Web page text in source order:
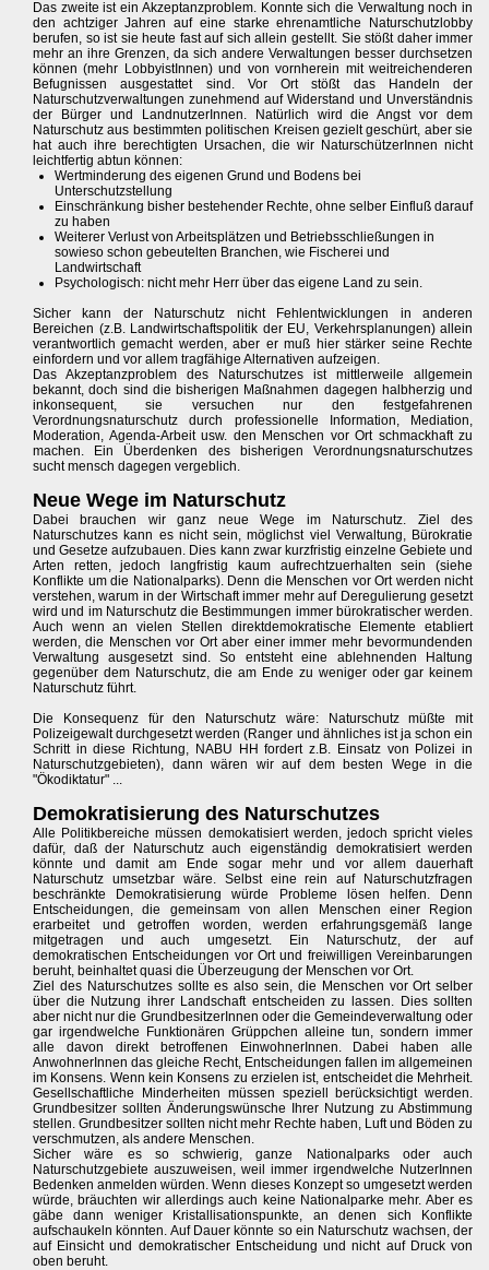
Das zweite ist ein Akzeptanzproblem. Konnte sich die Verwaltung noch in
den achtziger Jahren auf eine starke ehrenamtliche Naturschutzlobby
berufen, so ist sie heute fast auf sich allein gestellt. Sie stößt daher immer
mehr an ihre Grenzen, da sich andere Verwaltungen besser durchsetzen
können (mehr LobbyistInnen) und von vornherein mit weitreichenderen
Befugnissen ausgestattet sind. Vor Ort stößt das Handeln der
Naturschutzverwaltungen zunehmend auf Widerstand und Unverständnis
der Bürger und LandnutzerInnen. Natürlich wird die Angst vor dem
Naturschutz aus bestimmten politischen Kreisen gezielt geschürt, aber sie
hat auch ihre berechtigten Ursachen, die wir NaturschützerInnen nicht
leichtfertig abtun können:
Wertminderung des eigenen Grund und Bodens bei
Unterschutzstellung
Einschränkung bisher bestehender Rechte, ohne selber Einfluß darauf
zu haben
Weiterer Verlust von Arbeitsplätzen und Betriebsschließungen in
sowieso schon gebeutelten Branchen, wie Fischerei und
Landwirtschaft
Psychologisch: nicht mehr Herr über das eigene Land zu sein.
Sicher kann der Naturschutz nicht Fehlentwicklungen in anderen
Bereichen (z.B. Landwirtschaftspolitik der EU, Verkehrsplanungen) allein
verantwortlich gemacht werden, aber er muß hier stärker seine Rechte
einfordern und vor allem tragfähige Alternativen aufzeigen.
Das Akzeptanzproblem des Naturschutzes ist mittlerweile allgemein
bekannt, doch sind die bisherigen Maßnahmen dagegen halbherzig und
inkonsequent, sie versuchen nur den festgefahrenen
Verordnungsnaturschutz durch professionelle Information, Mediation,
Moderation, Agenda-Arbeit usw. den Menschen vor Ort schmackhaft zu
machen. Ein Überdenken des bisherigen Verordnungsnaturschutzes
sucht mensch dagegen vergeblich.
Neue Wege im Naturschutz
Dabei brauchen wir ganz neue Wege im Naturschutz. Ziel des
Naturschutzes kann es nicht sein, möglichst viel Verwaltung, Bürokratie
und Gesetze aufzubauen. Dies kann zwar kurzfristig einzelne Gebiete und
Arten retten, jedoch langfristig kaum aufrechtzuerhalten sein (siehe
Konflikte um die Nationalparks). Denn die Menschen vor Ort werden nicht
verstehen, warum in der Wirtschaft immer mehr auf Deregulierung gesetzt
wird und im Naturschutz die Bestimmungen immer bürokratischer werden.
Auch wenn an vielen Stellen direktdemokratische Elemente etabliert
werden, die Menschen vor Ort aber einer immer mehr bevormundenden
Verwaltung ausgesetzt sind. So entsteht eine ablehnenden Haltung
gegenüber dem Naturschutz, die am Ende zu weniger oder gar keinem
Naturschutz führt.
Die Konsequenz für den Naturschutz wäre: Naturschutz müßte mit
Polizeigewalt durchgesetzt werden (Ranger und ähnliches ist ja schon ein
Schritt in diese Richtung, NABU HH fordert z.B. Einsatz von Polizei in
Naturschutzgebieten), dann wären wir auf dem besten Wege in die
"Ökodiktatur" ...
Demokratisierung des Naturschutzes
Alle Politikbereiche müssen demokatisiert werden, jedoch spricht vieles
dafür, daß der Naturschutz auch eigenständig demokratisiert werden
könnte und damit am Ende sogar mehr und vor allem dauerhaft
Naturschutz umsetzbar wäre. Selbst eine rein auf Naturschutzfragen
beschränkte Demokratisierung würde Probleme lösen helfen. Denn
Entscheidungen, die gemeinsam von allen Menschen einer Region
erarbeitet und getroffen worden, werden erfahrungsgemäß lange
mitgetragen und auch umgesetzt. Ein Naturschutz, der auf
demokratischen Entscheidungen vor Ort und freiwilligen Vereinbarungen
beruht, beinhaltet quasi die Überzeugung der Menschen vor Ort.
Ziel des Naturschutzes sollte es also sein, die Menschen vor Ort selber
über die Nutzung ihrer Landschaft entscheiden zu lassen. Dies sollten
aber nicht nur die GrundbesitzerInnen oder die Gemeindeverwaltung oder
gar irgendwelche Funktionären Grüppchen alleine tun, sondern immer
alle davon direkt betroffenen EinwohnerInnen. Dabei haben alle
AnwohnerInnen das gleiche Recht, Entscheidungen fallen im allgemeinen
im Konsens. Wenn kein Konsens zu erzielen ist, entscheidet die Mehrheit.
Gesellschaftliche Minderheiten müssen speziell berücksichtigt werden.
Grundbesitzer sollten Änderungswünsche Ihrer Nutzung zu Abstimmung
stellen. Grundbesitzer sollten nicht mehr Rechte haben, Luft und Böden zu
verschmutzen, als andere Menschen.
Sicher wäre es so schwierig, ganze Nationalparks oder auch
Naturschutzgebiete auszuweisen, weil immer irgendwelche NutzerInnen
Bedenken anmelden würden. Wenn dieses Konzept so umgesetzt werden
würde, bräuchten wir allerdings auch keine Nationalparke mehr. Aber es
gäbe dann weniger Kristallisationspunkte, an denen sich Konflikte
aufschaukeln könnten. Auf Dauer könnte so ein Naturschutz wachsen, der
auf Einsicht und demokratischer Entscheidung und nicht auf Druck von
oben beruht.